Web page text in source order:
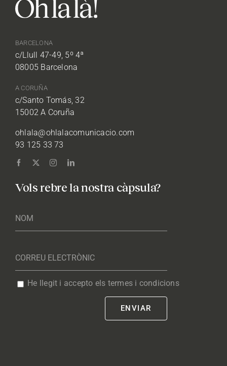
BARCELONA
c/Llull 47-49, 5º 4ª
08005 Barcelona
A CORUÑA
c/Santo Tomás, 32
15002 A Coruña
ohlala@ohlalacomunicacio.com
93 125 33 73
Vols rebre la nostra càpsula?
He llegit i accepto els termes i condicions